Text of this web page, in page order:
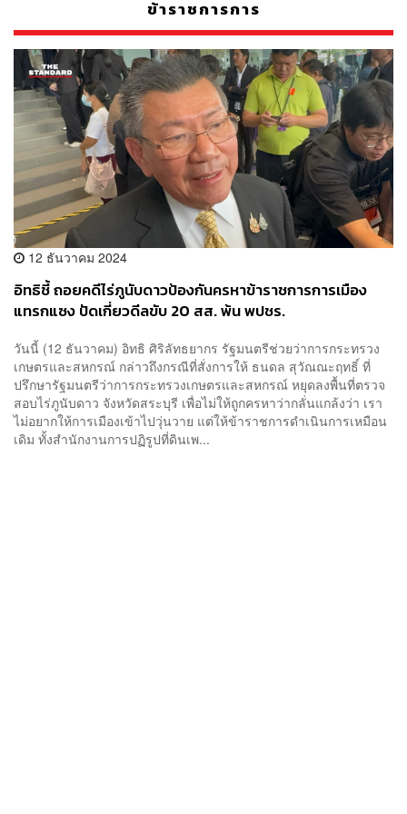
ข้าราชการการ
12 ธันวาคม 2024
อิทธิชี้ ถอยคดีไร่ภูนับดาวป้องกันครหาข้าราชการการเมือง
แทรกแซง ปัดเกี่ยวดีลขับ 20 สส. พ้น พปชร.
วันนี้ (12 ธันวาคม)​ อิทธิ ศิริลัทธยากร รัฐมนตรีช่วยว่าการกระทรวง
เกษตรและสหกรณ์ กล่าวถึงกรณีที่สั่งการให้ ธนดล สุวัณณะฤทธิ์ ที่
ปรึกษารัฐมนตรีว่าการกระทรวงเกษตรและสหกรณ์ หยุดลงพื้นที่ตรวจ
สอบไร่ภูนับดาว จังหวัดสระบุรี เพื่อไม่ให้ถูกครหาว่ากลั่นแกล้งว่า เรา
ไม่อยากให้การเมืองเข้าไปวุ่นวาย แต่ให้ข้าราชการดำเนินการเหมือน
เดิม ทั้งสำนักงานการปฏิรูปที่ดินเพ...